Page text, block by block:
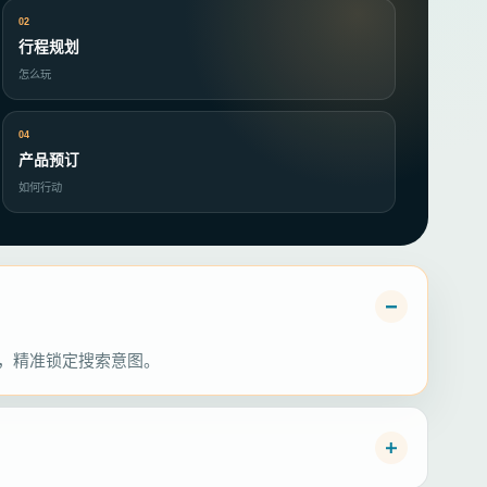
02
行程规划
怎么玩
04
产品预订
如何行动
准锁定搜索意图。